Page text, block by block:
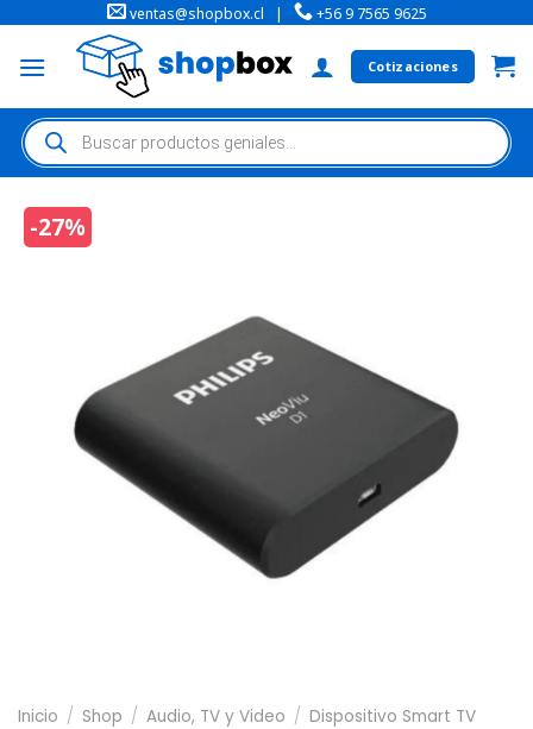
ventas@shopbox.cl | +56 9 7565 9625
Cotizaciones
-27%
Inicio / Shop / Audio, TV y Video / Dispositivo Smart TV